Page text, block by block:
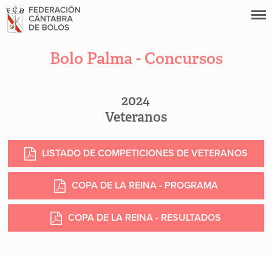
Bolo Palma - Concursos
2024
Veteranos
LISTADO DE COMPETICIONES DE VETERANOS
COPA DE LA REINA - PROGRAMA
COPA DE LA REINA - RESULTADOS